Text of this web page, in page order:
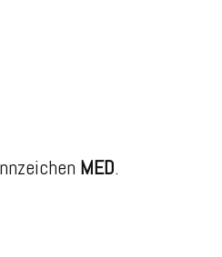
MED.